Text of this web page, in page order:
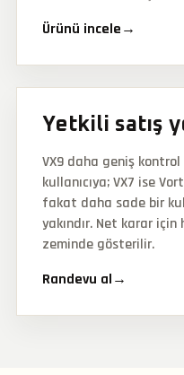
Ürünü incele→
Yetkili satış
VX9 daha geniş
kullanıcıya; VX7 ise
fakat daha sade bir
yakındır. Net karar
zeminde gösterilir.
Randevu al→